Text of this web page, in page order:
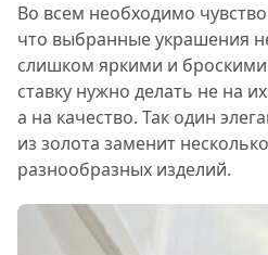
Во всем необходимо
что выбранные украшения
слишком яркими и
ставку нужно делать не на
а на качество. Так один
из золота заменит
разнообразных изделий.